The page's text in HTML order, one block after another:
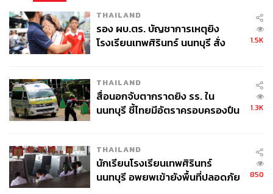
ไม่แปลกที่บนเวทีผู้บริหารของ Microsoft จะเร่งทำคะแนน
ด้วยการเกทับ Google อยู่หลายครั้ง พร้อมกับบอกว่า การ
ค้นหาไม่ได้เปลี่ยนแปลงหรือก้าวหน้าไปมากนักในช่วง 20 ปี
ที่ผ่านมา พร้อมเสริมว่า การค้นหาไม่ได้ทำงานได้ดีที่สุดเท่าที่
จะนำนวัตกรรมกลับมาสู่การค้นหา
อ้างอิง:
https://www.vox.com/recode/2023/2/7/23590069/bing
https://www.nytimes.com/2023/02/07/technology/micr
osoft-ai-chatgpt-bing.html
https://www.oberlo.com/statistics/search-engine-mar
THAILAND
รอง ผบ.ตร. บัญชาการเหตุยิง
โรงเรียนเทพศิรินทร์ นนทบุรี สั่ง
1.5K
THAILAND
สื่อนอกจับตากราดยิง รร. ใน
นนทบุรี ชี้ไทยมีอัตราครอบครองปืน
1.3K
THAILAND
นักเรียนโรงเรียนเทพศิรินทร์
นนทบุรี อพยพเข้ายังพื้นที่ปลอดภัย
850